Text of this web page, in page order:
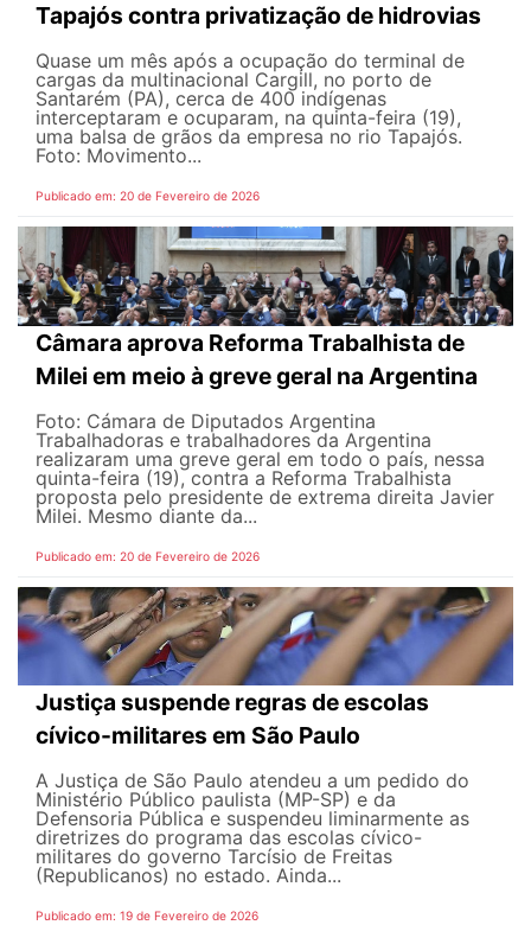
Tapajós contra privatização de hidrovias
Quase um mês após a ocupação do terminal de
cargas da multinacional Cargill, no porto de
Santarém (PA), cerca de 400 indígenas
interceptaram e ocuparam, na quinta-feira (19),
uma balsa de grãos da empresa no rio Tapajós.
Foto: Movimento...
Publicado em: 20 de Fevereiro de 2026
Câmara aprova Reforma Trabalhista de
Milei em meio à greve geral na Argentina
Foto: Cámara de Diputados Argentina
Trabalhadoras e trabalhadores da Argentina
realizaram uma greve geral em todo o país, nessa
quinta-feira (19), contra a Reforma Trabalhista
proposta pelo presidente de extrema direita Javier
Milei. Mesmo diante da...
Publicado em: 20 de Fevereiro de 2026
Justiça suspende regras de escolas
cívico-militares em São Paulo
A Justiça de São Paulo atendeu a um pedido do
Ministério Público paulista (MP-SP) e da
Defensoria Pública e suspendeu liminarmente as
diretrizes do programa das escolas cívico-
militares do governo Tarcísio de Freitas
(Republicanos) no estado. Ainda...
Publicado em: 19 de Fevereiro de 2026